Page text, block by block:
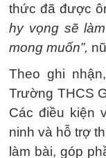
thức đã được
hy vọng sẽ
mong muốn”,
Theo ghi
Trường THCS
Các điều kiện
ninh và hỗ trợ
làm bài, góp